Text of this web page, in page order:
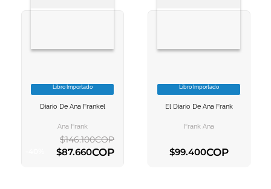
VER INFORMACION
Libro Importado
Diario De Ana Frankel
Ana Frank
$146.100COP
$87.660COP
VER INFORMACION
Libro Importado
El Diario De Ana Frank
Frank Ana
$99.400COP